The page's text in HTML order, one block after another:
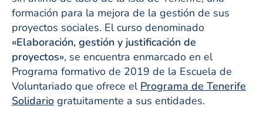
formación para la mejora de la gestión de sus
proyectos sociales. El curso denominado
«Elaboración, gestión y justificación de
proyectos», se encuentra enmarcado en el
Programa formativo de 2019 de la Escuela de
Voluntariado que ofrece el Programa de Tenerife
Solidario gratuitamente a sus entidades.